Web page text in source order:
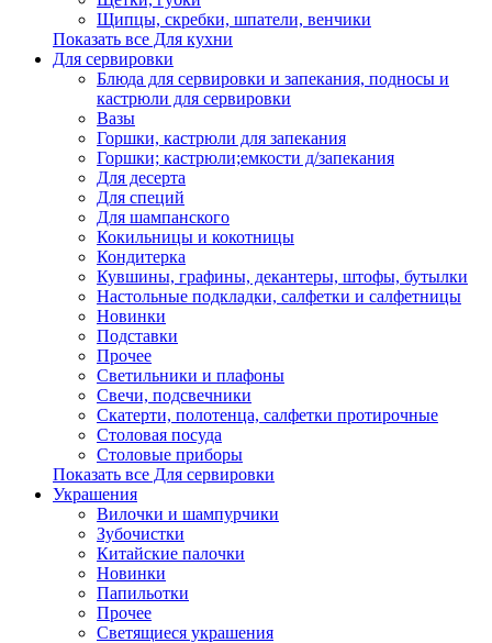
Щипцы, скребки, шпатели, венчики
Показать все Для кухни
Для сервировки
Блюда для сервировки и запекания, подносы и
кастрюли для сервировки
Вазы
Горшки, кастрюли для запекания
Горшки; кастрюли;емкости д/запекания
Для десерта
Для специй
Для шампанского
Кокильницы и кокотницы
Кондитерка
Кувшины, графины, декантеры, штофы, бутылки
Настольные подкладки, салфетки и салфетницы
Новинки
Подставки
Прочее
Светильники и плафоны
Свечи, подсвечники
Скатерти, полотенца, салфетки протирочные
Столовая посуда
Столовые приборы
Показать все Для сервировки
Украшения
Вилочки и шампурчики
Зубочистки
Китайские палочки
Новинки
Папильотки
Прочее
Светящиеся украшения